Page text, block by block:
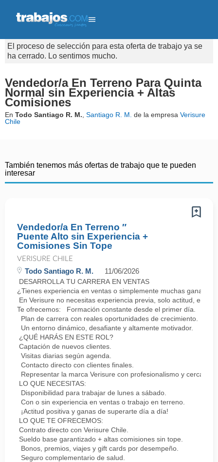
El proceso de selección para esta oferta de trabajo ya se
ha cerrado. Lo sentimos mucho.
Vendedor/a En Terreno Para Quinta
Normal sin Experiencia + Altas
Comisiones
En Todo Santiago R. M. Santiago R. M. de la empresa Verisure
Chile
También tenemos más ofertas de trabajo que te pueden
interesar
Vendedor/a En Terreno ″
Puente Alto sin Experiencia +
Comisiones Sin Tope
VERISURE CHILE
Todo Santiago R. M. 11/06/2026
DESARROLLA TU CARRERA EN VENTAS
¿Tienes experiencia en ventas o simplemente muchas ganas
En Verisure no necesitas experiencia previa, solo actitud,
Te ofrecemos: Formación constante desde el primer día.
Plan de carrera con reales oportunidades de crecimiento.
Un entorno dinámico, desafiante y altamente motivador.
¿QUÉ HARÁS EN ESTE ROL?
Captación de nuevos clientes.
Visitas diarias según agenda.
Contacto directo con clientes finales.
Representar la marca Verisure con profesionalismo y cercanía.
LO QUE NECESITAS:
Disponibilidad para trabajar de lunes a sábado.
Con o sin experiencia en ventas o trabajo en terreno.
¡Actitud positiva y ganas de superarte día a día!
LO QUE TE OFRECEMOS:
Contrato directo con Verisure Chile.
Sueldo base garantizado + altas comisiones sin tope.
Bonos, premios, viajes y gift cards por desempeño.
Seguro complementario de salud.